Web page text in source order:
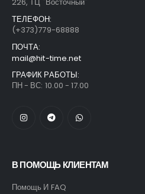
ТЕЛЕФОН:
(+373)779-68888
ПОЧТА:
mail@hit-time.net
ГРАФИК РАБОТЫ:
ПН - ВС: 10.00 - 17.00
В ПОМОЩЬ КЛИЕНТАМ
Помощь И FAQ